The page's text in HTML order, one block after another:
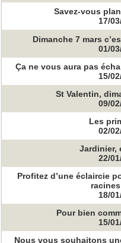
Savez-vous
17/
Dimanche 7 mars
01/
Ça ne vous aura pas
15/
St Valentin,
09/
Les
02/
Jardinier,
22/
Profitez d’une éclaircie
18/
Pour bien
15/
Nous vous souhaitons